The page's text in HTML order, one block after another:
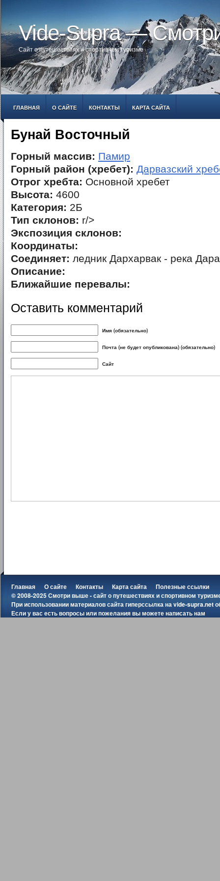
Vide-Supra —
Сайт о путешествиях и спортивном туризме
ГЛАВНАЯ О САЙТЕ КОНТАКТЫ КАРТА САЙТА
Бунай Восточный
Горный массив: Памир
Горный район (хребет): Дарвазский
Отрог хребта: Основной хребет
Высота: 4600
Категория: 2Б
Тип склонов: r/>
Экспозиция склонов:
Координаты:
Соединяет: ледник Дархарвак - река
Описание:
Ближайшие перевалы:
Оставить комментарий
Имя (обязательно)
Почта (не будет опубликована) (обязательно)
Сайт
Главная О сайте Контакты Карта сайта
Полезные ссылки
© 2008-2025 Смотри выше - сайт о путешествиях и спортивном
При использовании материалов сайта гиперссылка наvide-supra.net
Если у вас есть вопросы или пожелания вы можетенаписать нам